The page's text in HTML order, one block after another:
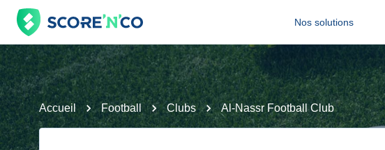
Nos solutions
Accueil Football Clubs Al-Nassr Football Club